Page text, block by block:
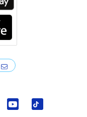
Lien
Lien